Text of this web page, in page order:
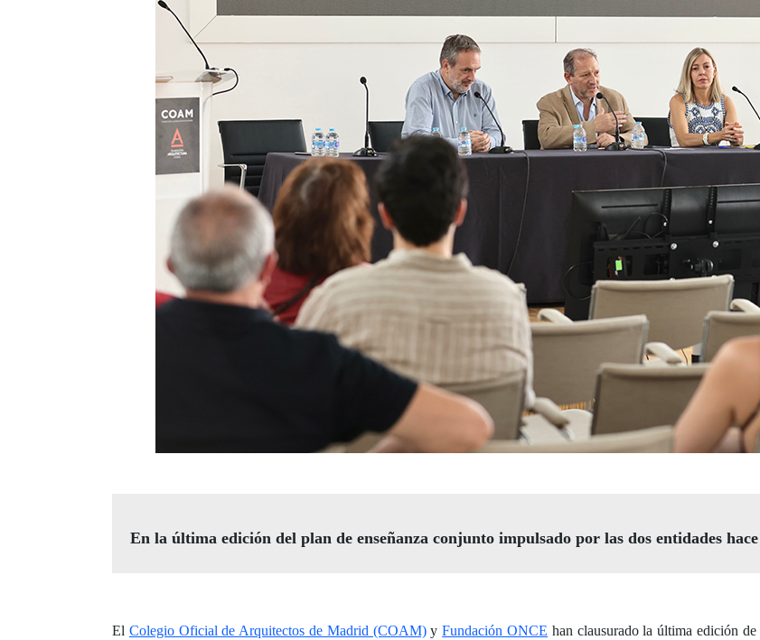
En la última edición del plan de enseñanza conjunto impulsado por las dos entidades hace
El Colegio Oficial de Arquitectos de Madrid (COAM)yFundación ONCE han clausurado la última edición